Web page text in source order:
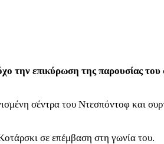
την επικύρωση της παρουσίας του
σέντρα του Ντεσπόντοφ και
σε επέμβαση στη γωνία του.